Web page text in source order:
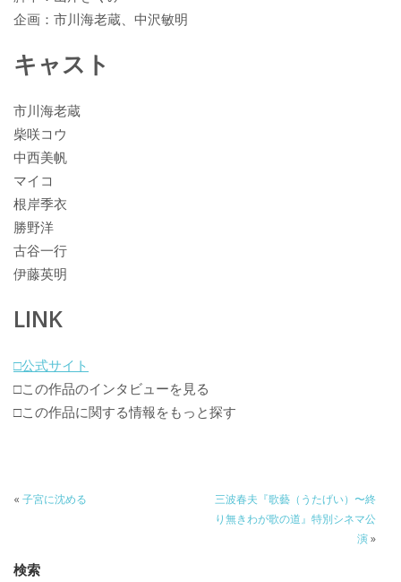
企画：市川海老蔵、中沢敏明
キャスト
市川海老蔵
柴咲コウ
中西美帆
マイコ
根岸季衣
勝野洋
古谷一行
伊藤英明
LINK
□公式サイト
□この作品のインタビューを見る
□この作品に関する情報をもっと探す
« 子宮に沈める
三波春夫『歌藝（うたげい）〜終
り無きわが歌の道』特別シネマ公
演»
検索